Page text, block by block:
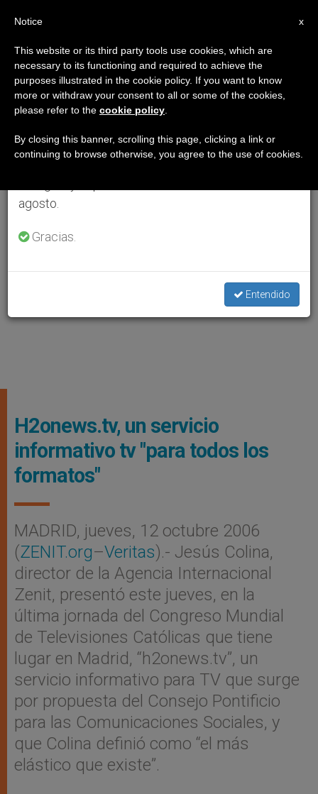
H2onews.tv, un servicio
informativo tv "para todos los
formatos"
MADRID, jueves, 12 octubre 2006
(ZENIT.org–Veritas).- Jesús Colina,
director de la Agencia Internacional
Zenit, presentó este jueves, en la
última jornada del Congreso Mundial
de Televisiones Católicas que tiene
lugar en Madrid, “h2onews.tv”, un
servicio informativo para TV que surge
por propuesta del Consejo Pontificio
para las Comunicaciones Sociales, y
que Colina definió como “el más
elástico que existe”.
×
Aviso importante
Del 27 de julio al 7 de agosto haremos la pausa
anual, aprovechando que en el periodo de verano
se generan menos informaciones y también el
agosto.
Gracias.
Entendido
x
Notice
This website or its third party tools use cookies, which are
necessary to its functioning and required to achieve the
purposes illustrated in the cookie policy. If you want to know
more or withdraw your consent to all or some of the cookies,
please refer to the cookie policy
By closing this banner, scrolling this page, clicking a link or
continuing to browse otherwise, you agree to the use of cookies.